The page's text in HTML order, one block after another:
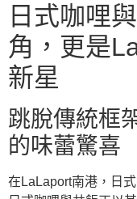
日式咖哩
角，更是
新星
跳脫傳統框
的味蕾驚喜
在LaLaport南港，日